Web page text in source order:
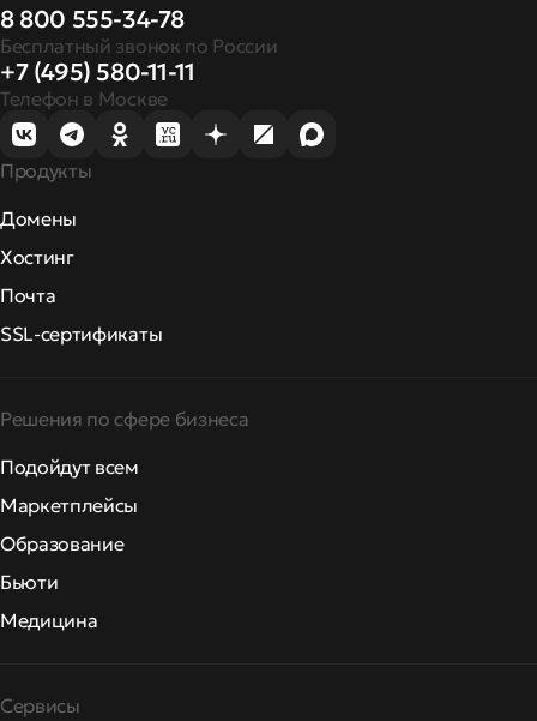
8 800 555-34-78
Бесплатный звонок по России
+7 (495) 580-11-11
Телефон в Москве
Продукты
Домены
Хостинг
Почта
SSL-сертификаты
Решения по сфере бизнеса
Подойдут всем
Маркетплейсы
Образование
Бьюти
Медицина
Сервисы